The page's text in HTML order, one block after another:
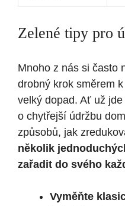
Zelené tipy pro
Mnoho z nás si často
drobný krok směrem
velký dopad. Ať už
o chytřejší údržbu
způsobů, jak
několik
zařadit do svého
Vyměňte